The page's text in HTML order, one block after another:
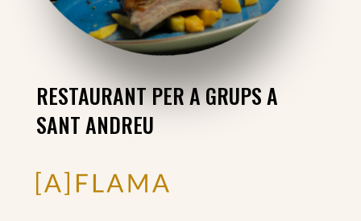
RESTAURANT PER A GRUPS A
SANT ANDREU